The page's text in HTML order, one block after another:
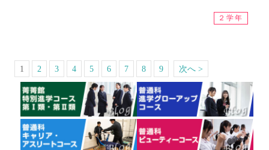
２学年
1 2 3 4 5 6 7 8 9 次へ >